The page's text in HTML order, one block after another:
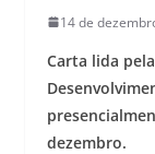
14 de
Carta lida
dezembro.